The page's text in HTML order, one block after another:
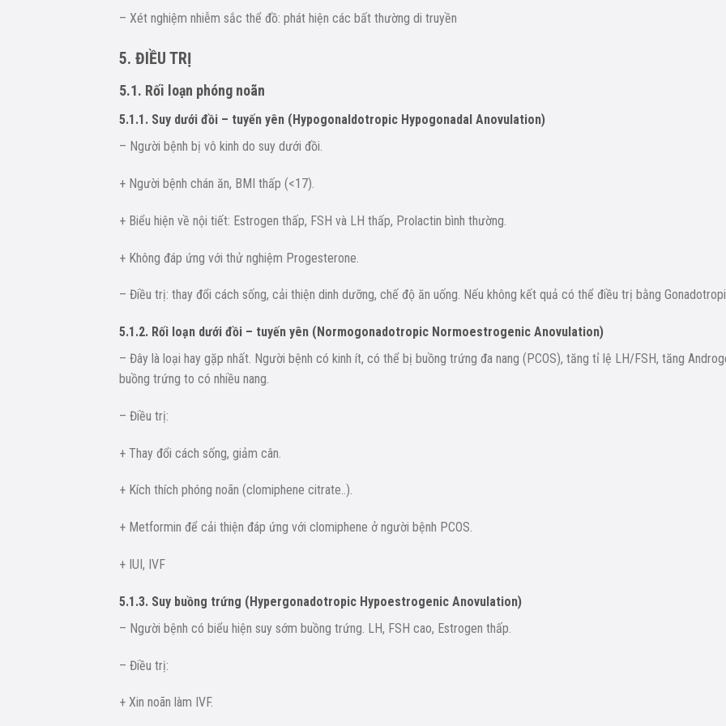
– Xét nghiệm nhiễm sắc thể đồ: phát hiện các bất thường di truyền
5. ĐIỀU TRỊ
5.1. Rối loạn phóng noãn
5.1.1. Suy dưới đồi – tuyến yên (Hypogonaldotropic Hypogonadal Anovulation)
– Người bệnh bị vô kinh do suy dưới đồi.
+ Người bệnh chán ăn, BMI thấp (<17).
+ Biểu hiện về nội tiết: Estrogen thấp, FSH và LH thấp, Prolactin bình thường.
+ Không đáp ứng với thử nghiệm Progesterone.
– Điều trị: thay đổi cách sống, cải thiện dinh dưỡng, chế độ ăn uống. Nếu không kết quả có thể điều trị bằng
5.1.2. Rối loạn dưới đồi – tuyến yên (Normogonadotropic Normoestrogenic Anovulation)
– Đây là loại hay gặp nhất. Người bệnh có kinh ít, có thể bị buồng trứng đa nang (PCOS), tăng tỉ lệ LH/FSH, tăng
buồng trứng to có nhiều nang.
– Điều trị:
+ Thay đổi cách sống, giảm cân.
+ Kích thích phóng noãn (clomiphene citrate..).
+ Metformin để cải thiện đáp ứng với clomiphene ở người bệnh PCOS.
+ IUI, IVF
5.1.3. Suy buồng trứng (Hypergonadotropic Hypoestrogenic Anovulation)
– Người bệnh có biểu hiện suy sớm buồng trứng. LH, FSH cao, Estrogen thấp.
– Điều trị:
+ Xin noãn làm IVF.